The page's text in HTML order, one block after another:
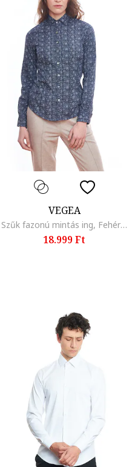
VEGEA
Szűk fazonú mintás ing, Fehér/Sötétkék
18.999 Ft